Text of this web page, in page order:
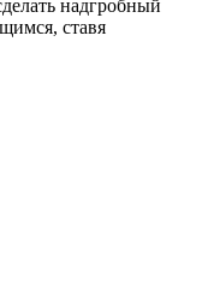
надгробный
ставя